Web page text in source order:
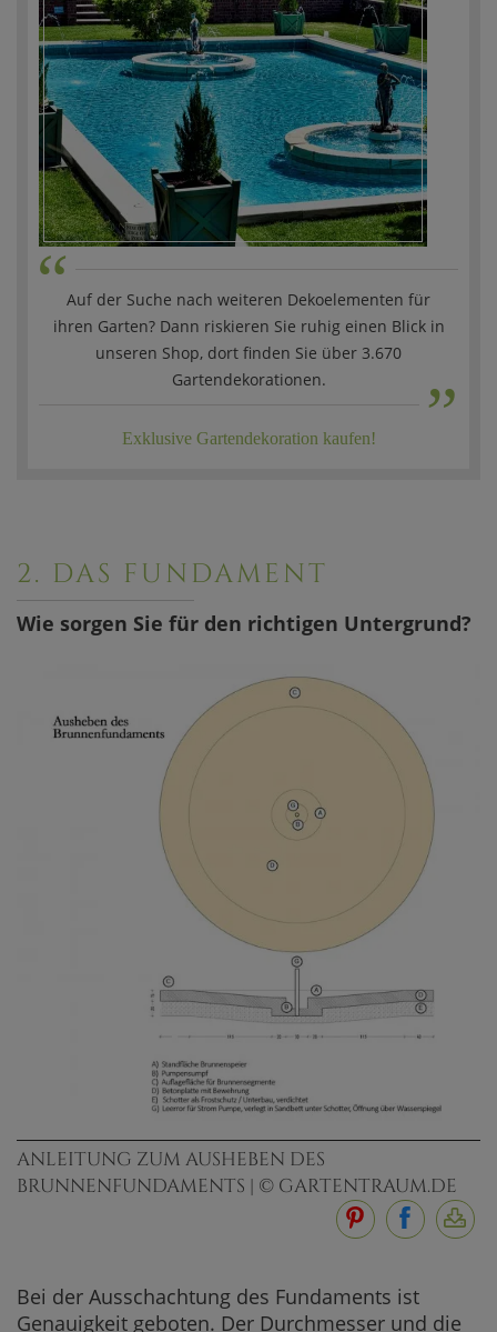
“Auf der Suche nach weiteren Dekoelementen für
ihren Garten? Dann riskieren Sie ruhig einen Blick in
unseren Shop, dort finden Sie über 3.670
Gartendekorationen.
„
Exklusive Gartendekoration kaufen!
2. DAS FUNDAMENT
Wie sorgen Sie für den richtigen Untergrund?
ANLEITUNG ZUM AUSHEBEN DES
BRUNNENFUNDAMENTS | © GARTENTRAUM.DE
Bei der Ausschachtung des Fundaments ist
Genauigkeit geboten. Der Durchmesser und die